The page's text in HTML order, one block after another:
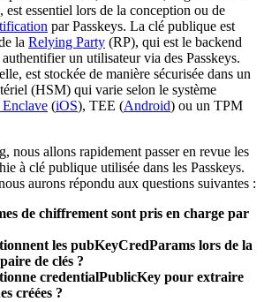
est essentiel lors de la conception ou de
par Passkeys. La clé publique est
la Relying Party (RP), qui est le backend
un utilisateur via des Passkeys.
est stockée de manière sécurisée dans un
(HSM) qui varie selon le système
Enclave (iOS), TEE (Android) ou un TPM
nous allons rapidement passer en revue les
à clé publique utilisée dans les Passkeys.
aurons répondu aux questions suivantes :
de chiffrement sont pris en charge par
les pubKeyCredParams lors de la
de clés ?
credentialPublicKey pour extraire
créées ?